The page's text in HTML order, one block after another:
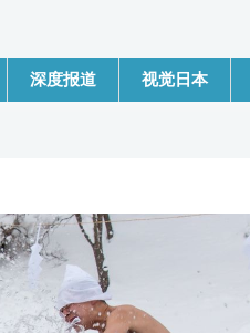
深度报道 视觉日本